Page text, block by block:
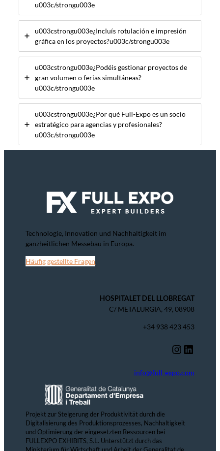
u003c/strongu003e
u003cstrongu003e¿Incluís rotulación e impresión
gráfica en los proyectos?u003c/strongu003e
u003cstrongu003e¿Podéis gestionar proyectos de
gran volumen o ferias simultáneas?
u003c/strongu003e
u003cstrongu003e¿Por qué Full-Expo es un socio
estratégico para agencias y profesionales?
u003c/strongu003e
Technologie, Innovation und Nachhaltigkeit im
ganzheitlichen Messebau in Europa.
Häufig gestellte Fragen
HOSPITALET DEL LLOBREGAT
C/ METALURGIA, 49, 08908
+34 938 423 453
Instagram LinkedIn
info@full-expo.com
Projekt zur Steigerung der Produktivität durch die
Digitalisierung des Produktionsprozesses, Nachhaltigkeit
und Optimierung der eingesetzten Ressourcen bei
FULLEXPO EXHIBITS, S.L. Unterstützt durch das